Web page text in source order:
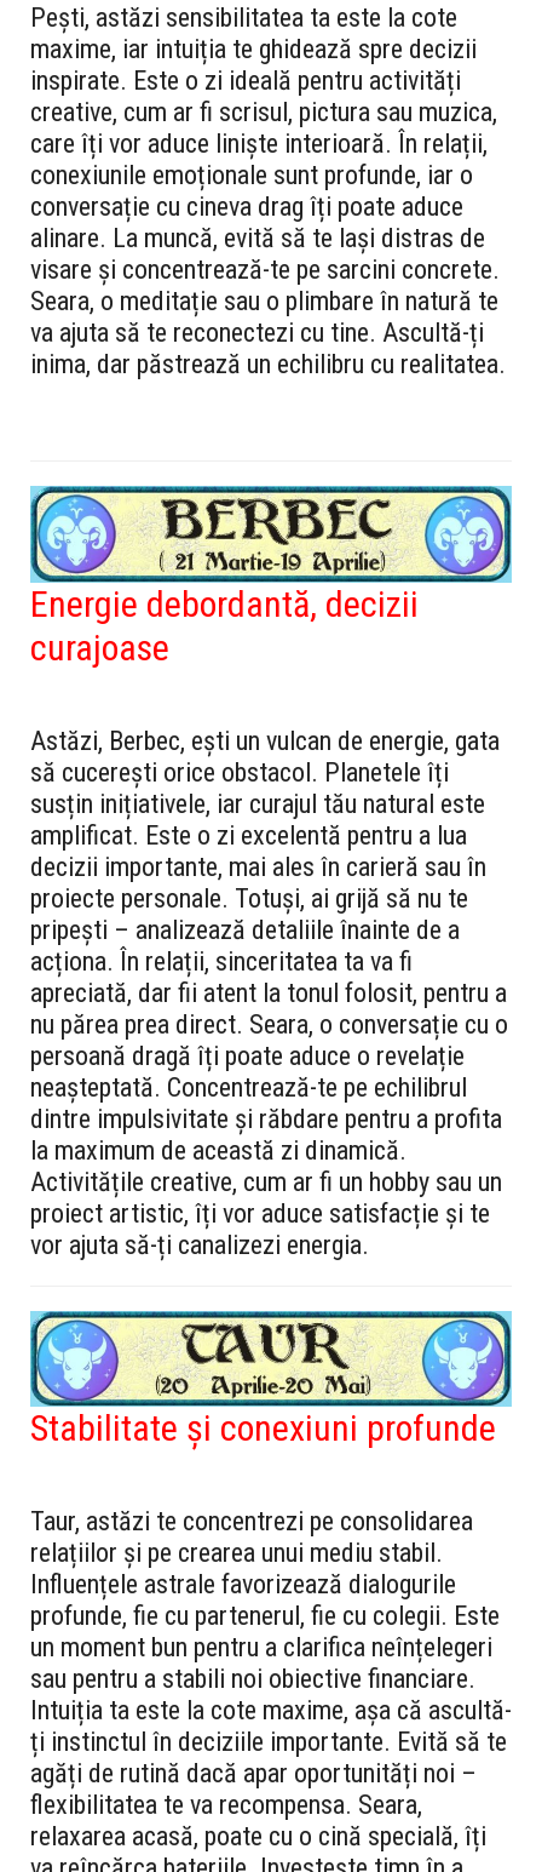
Pești, astăzi sensibilitatea ta este la cote
maxime, iar intuiția te ghidează spre decizii
inspirate. Este o zi ideală pentru activități
creative, cum ar fi scrisul, pictura sau muzica,
care îți vor aduce liniște interioară. În relații,
conexiunile emoționale sunt profunde, iar o
conversație cu cineva drag îți poate aduce
alinare. La muncă, evită să te lași distras de
visare și concentrează-te pe sarcini concrete.
Seara, o meditație sau o plimbare în natură te
va ajuta să te reconectezi cu tine. Ascultă-ți
inima, dar păstrează un echilibru cu realitatea.
Energie debordantă, decizii
curajoase
Astăzi, Berbec, ești un vulcan de energie, gata
să cucerești orice obstacol. Planetele îți
susțin inițiativele, iar curajul tău natural este
amplificat. Este o zi excelentă pentru a lua
decizii importante, mai ales în carieră sau în
proiecte personale. Totuși, ai grijă să nu te
pripești – analizează detaliile înainte de a
acționa. În relații, sinceritatea ta va fi
apreciată, dar fii atent la tonul folosit, pentru a
nu părea prea direct. Seara, o conversație cu o
persoană dragă îți poate aduce o revelație
neașteptată. Concentrează-te pe echilibrul
dintre impulsivitate și răbdare pentru a profita
la maximum de această zi dinamică.
Activitățile creative, cum ar fi un hobby sau un
proiect artistic, îți vor aduce satisfacție și te
vor ajuta să-ți canalizezi energia.
Stabilitate și conexiuni profunde
Taur, astăzi te concentrezi pe consolidarea
relațiilor și pe crearea unui mediu stabil.
Influențele astrale favorizează dialogurile
profunde, fie cu partenerul, fie cu colegii. Este
un moment bun pentru a clarifica neînțelegeri
sau pentru a stabili noi obiective financiare.
Intuiția ta este la cote maxime, așa că ascultă-
ți instinctul în deciziile importante. Evită să te
agăți de rutină dacă apar oportunități noi –
flexibilitatea te va recompensa. Seara,
relaxarea acasă, poate cu o cină specială, îți